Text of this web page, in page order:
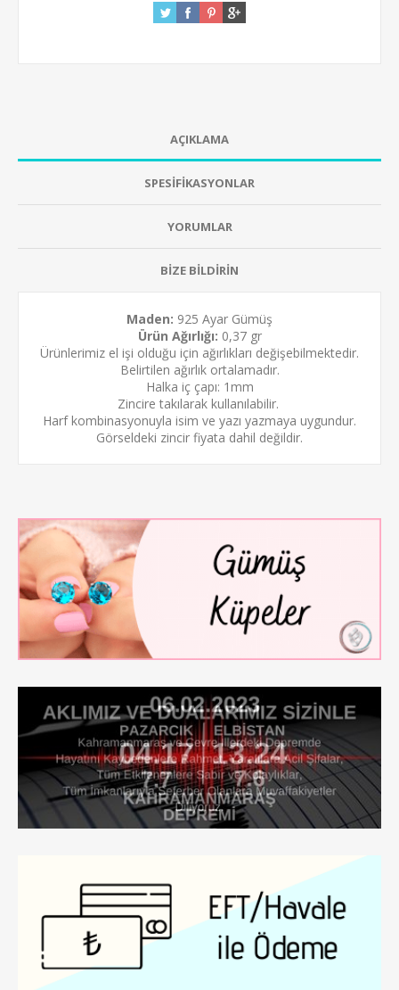
AÇIKLAMA
SPESİFİKASYONLAR
YORUMLAR
BİZE BİLDİRİN
Maden: 925 Ayar Gümüş
Ürün Ağırlığı: 0,37 gr
Ürünlerimiz el işi olduğu için ağırlıkları değişebilmektedir.
Belirtilen ağırlık ortalamadır.
Halka iç çapı: 1mm
Zincire takılarak kullanılabilir.
Harf kombinasyonuyla isim ve yazı yazmaya uygundur.
Görseldeki zincir fiyata dahil değildir.